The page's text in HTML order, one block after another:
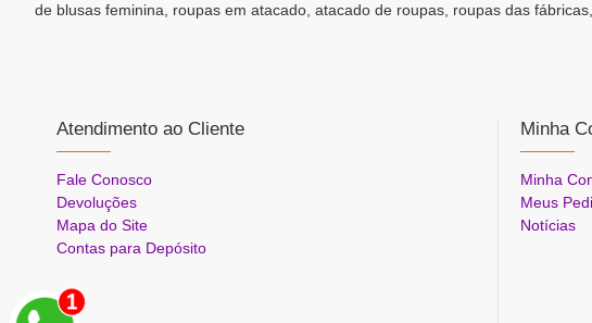
de blusas feminina, roupas em atacado, atacado de roupas, roupas das
Atendimento ao Cliente
Fale Conosco
Devoluções
Mapa do Site
Contas para Depósito
Minha
Minha
Meus
Notícias